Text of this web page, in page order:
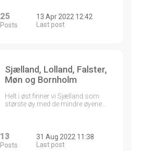
25
Posts
13 Apr 2022 12:42
Last post
Sjælland, Lolland, Falster,
Møn og Bornholm
Helt i øst finner vi Sjælland som
største øy med de mindre øyene…
13
Posts
31 Aug 2022 11:38
Last post